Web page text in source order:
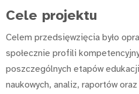
Cele projektu
Celem przedsięwzięcia było
społecznie profili
poszczególnych etapów
naukowych, analiz, raportów